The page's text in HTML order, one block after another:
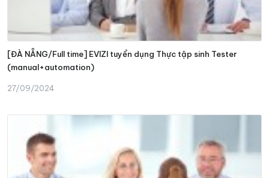
[ĐÀ NẴNG/Full time] EVIZI tuyển dụng Thực tập sinh Tester
(manual+automation)
27/09/2024